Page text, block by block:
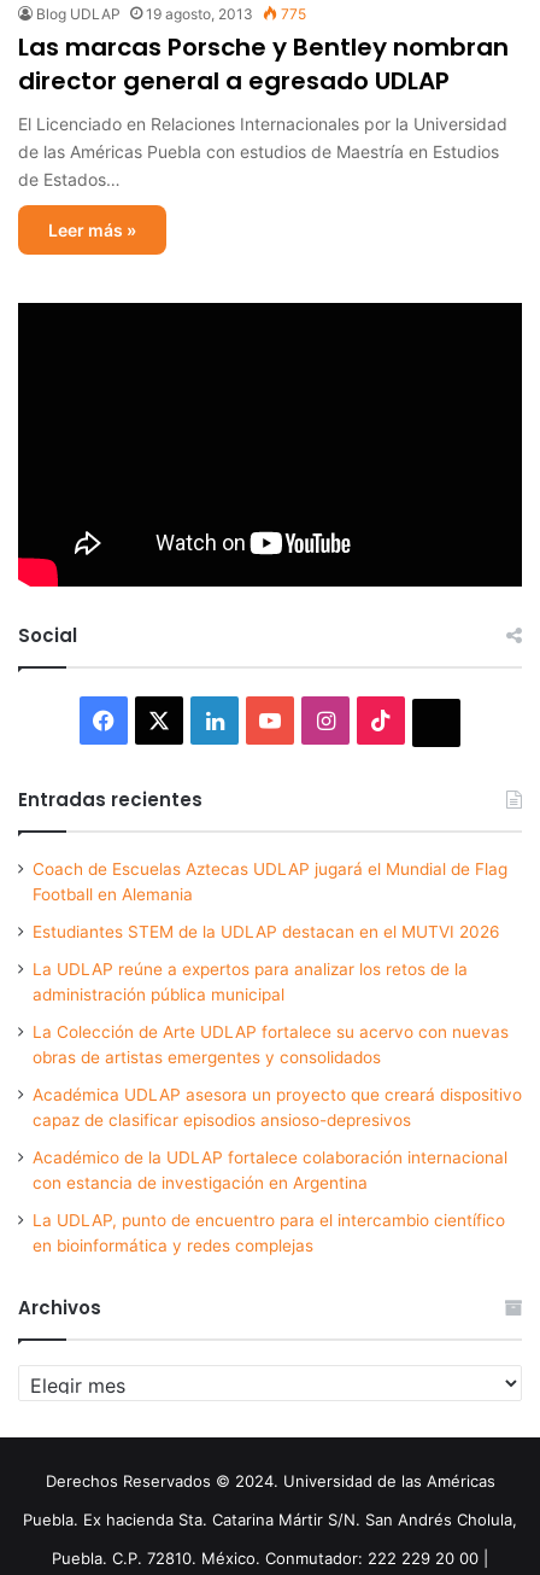
Blog UDLAP 19 agosto, 2013 775
Las marcas Porsche y Bentley nombran
director general a egresado UDLAP
El Licenciado en Relaciones Internacionales por la Universidad
de las Américas Puebla con estudios de Maestría en Estudios
de Estados…
Leer más »
Social
Facebook LinkedInYouTubeInstagram
Entradas recientes
Coach de Escuelas Aztecas UDLAP jugará el Mundial de Flag
Football en Alemania
Estudiantes STEM de la UDLAP destacan en el MUTVI 2026
La UDLAP reúne a expertos para analizar los retos de la
administración pública municipal
La Colección de Arte UDLAP fortalece su acervo con nuevas
obras de artistas emergentes y consolidados
Académica UDLAP asesora un proyecto que creará dispositivo
capaz de clasificar episodios ansioso-depresivos
Académico de la UDLAP fortalece colaboración internacional
con estancia de investigación en Argentina
La UDLAP, punto de encuentro para el intercambio científico
en bioinformática y redes complejas
Archivos
Archivos
Derechos Reservados © 2024. Universidad de las Américas
Puebla. Ex hacienda Sta. Catarina Mártir S/N. San Andrés Cholula,
Puebla. C.P. 72810. México. Conmutador: 222 229 20 00 |